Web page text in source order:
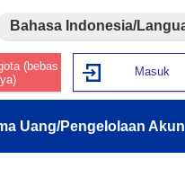
Bahasa Indonesia/
(bebas
Masuk
Uang/Pengelolaan Akun